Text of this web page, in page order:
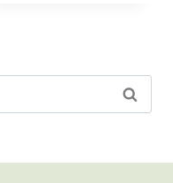
Cerca